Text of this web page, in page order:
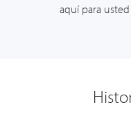
aquí para